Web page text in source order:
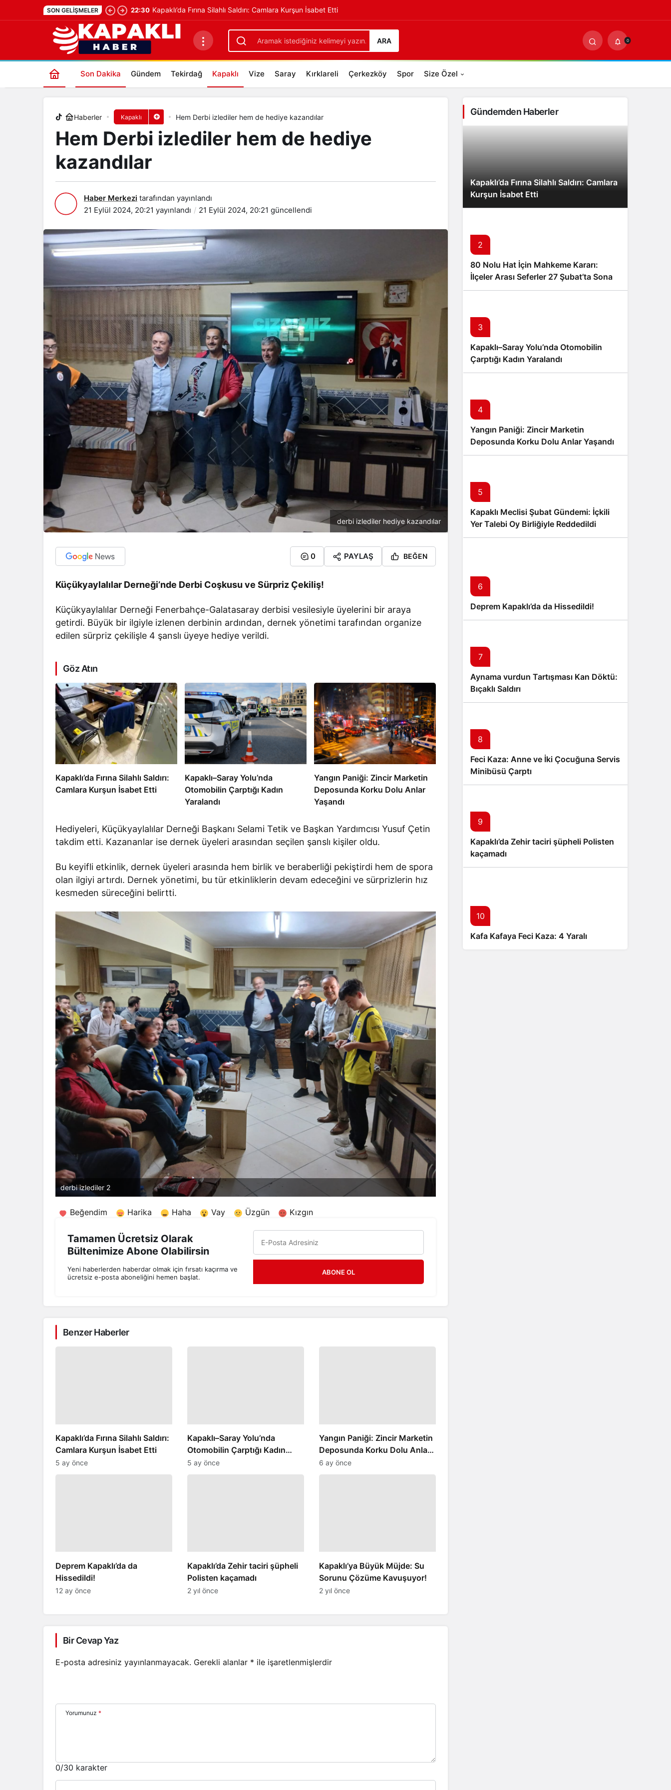
SON GELIŞMELER 22:30 Kapaklı’da Fırına Silahlı Saldırı: Camlara Kurşun İsabet Etti
ARA 0
Son Dakika Gündem Tekirdağ Kapaklı Vize Saray Kırklareli Çerkezköy Spor Size Özel
Haberler Kapaklı Hem Derbi izlediler hem de hediye kazandılar
Hem Derbi izlediler hem de hediye
kazandılar
Haber Merkezi tarafından yayınlandı
21 Eylül 2024, 20:21 yayınlandı 21 Eylül 2024, 20:21 güncellendi
derbi izlediler hediye kazandılar
0 PAYLAŞ BEĞEN
Küçükyaylalılar Derneği’nde Derbi Coşkusu ve Sürpriz Çekiliş!
Küçükyaylalılar Derneği Fenerbahçe-Galatasaray derbisi vesilesiyle üyelerini bir araya
getirdi. Büyük bir ilgiyle izlenen derbinin ardından, dernek yönetimi tarafından organize
edilen sürpriz çekilişle 4 şanslı üyeye hediye verildi.
Göz Atın
Kapaklı’da Fırına Silahlı Saldırı:
Camlara Kurşun İsabet Etti
Kapaklı–Saray Yolu’nda
Otomobilin Çarptığı Kadın
Yaralandı
Yangın Paniği: Zincir Marketin
Deposunda Korku Dolu Anlar
Yaşandı
Hediyeleri, Küçükyaylalılar Derneği Başkanı Selami Tetik ve Başkan Yardımcısı Yusuf Çetin
takdim etti. Kazananlar ise dernek üyeleri arasından seçilen şanslı kişiler oldu.
Bu keyifli etkinlik, dernek üyeleri arasında hem birlik ve beraberliği pekiştirdi hem de spora
olan ilgiyi artırdı. Dernek yönetimi, bu tür etkinliklerin devam edeceğini ve sürprizlerin hız
kesmeden süreceğini belirtti.
derbi izlediler 2
Beğendim Harika Haha Vay Üzgün Kızgın
Hem Derbi izlediler hem de hediye kazandılar
Tamamen Ücretsiz Olarak
Bültenimize Abone Olabilirsin
Yeni haberlerden haberdar olmak için fırsatı kaçırma ve
ücretsiz e-posta aboneliğini hemen başlat.
ABONE OL
Benzer Haberler
Kapaklı’da Fırına Silahlı Saldırı:
Camlara Kurşun İsabet Etti
5 ay önce
Kapaklı–Saray Yolu’nda
Otomobilin Çarptığı Kadın
Yaralandı
5 ay önce
Yangın Paniği: Zincir Marketin
Deposunda Korku Dolu Anlar
Yaşandı
6 ay önce
Deprem Kapaklı’da da
Hissedildi!
12 ay önce
Kapaklı’da Zehir taciri şüpheli
Polisten kaçamadı
2 yıl önce
Kapaklı’ya Büyük Müjde: Su
Sorunu Çözüme Kavuşuyor!
2 yıl önce
Bir Cevap Yaz
E-posta adresiniz yayınlanmayacak. Gerekli alanlar * ile işaretlenmişlerdir
Yorumunuz *
0/30 karakter
Gündemden Haberler
Kapaklı’da Fırına Silahlı Saldırı: Camlara
Kurşun İsabet Etti
2
80 Nolu Hat İçin Mahkeme Kararı:
İlçeler Arası Seferler 27 Şubat’ta Sona
Eriyor
3
Kapaklı–Saray Yolu’nda Otomobilin
Çarptığı Kadın Yaralandı
4
Yangın Paniği: Zincir Marketin
Deposunda Korku Dolu Anlar Yaşandı
5
Kapaklı Meclisi Şubat Gündemi: İçkili
Yer Talebi Oy Birliğiyle Reddedildi
6
Deprem Kapaklı’da da Hissedildi!
7
Aynama vurdun Tartışması Kan Döktü:
Bıçaklı Saldırı
8
Feci Kaza: Anne ve İki Çocuğuna Servis
Minibüsü Çarptı
9
Kapaklı’da Zehir taciri şüpheli Polisten
kaçamadı
10
Kafa Kafaya Feci Kaza: 4 Yaralı